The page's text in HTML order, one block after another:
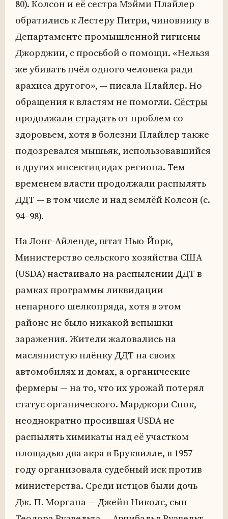
80). Колсон и её сестра Мэйми Плайлер
обратились к Лестеру Питри, чиновнику в
Департаменте промышленной гигиены
Джорджии, с просьбой о помощи. «Нельзя
же убивать пчёл одного человека ради
арахиса другого», — писала Плайлер. Но
обращения к властям не помогли. Сёстры
продолжали страдатьот проблем со
здоровьем, хотя в болезни Плайлер также
подозревался мышьяк, использовавшийся
в других инсектицидах региона. Тем
временем власти продолжали распылять
ДДТ — в том числе и над землёй Колсон (с.
94–98).
На Лонг-Айленде, штат Нью-Йорк,
Министерство сельского хозяйства США
(USDA) настаивало на распылении ДДТ в
рамках программы ликвидации
непарного шелкопряда, хотя в этом
районе не было никакой вспышки
заражения. Жители жаловались на
маслянистую плёнку ДДТ на своих
автомобилях и домах, а органические
фермеры — на то, что их урожай потерял
статус органического. Марджори Спок,
неоднократно просившая USDA не
распылять химикаты над её участком
площадью два акра в Бруквилле, в 1957
году организовала судебный иск против
министерства. Среди истцов были дочь
Дж. П. Моргана — Джейн Николс, сын